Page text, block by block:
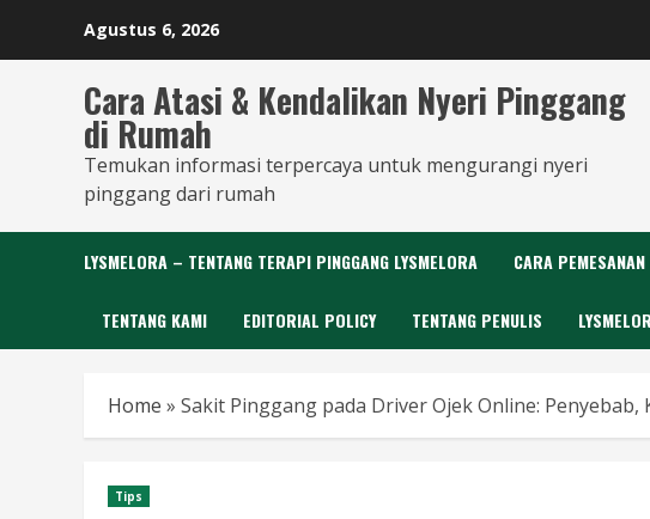
Agustus 6, 2026
Cara Atasi & Kendalikan Nyeri Pinggang
di Rumah
Temukan informasi terpercaya untuk mengurangi nyeri
pinggang dari rumah
LYSMELORA – TENTANG TERAPI PINGGANG LYSMELORA CARA
TENTANG KAMI EDITORIAL POLICY TENTANG PENULIS
Home » Sakit Pinggang pada Driver Ojek Online:
Tips